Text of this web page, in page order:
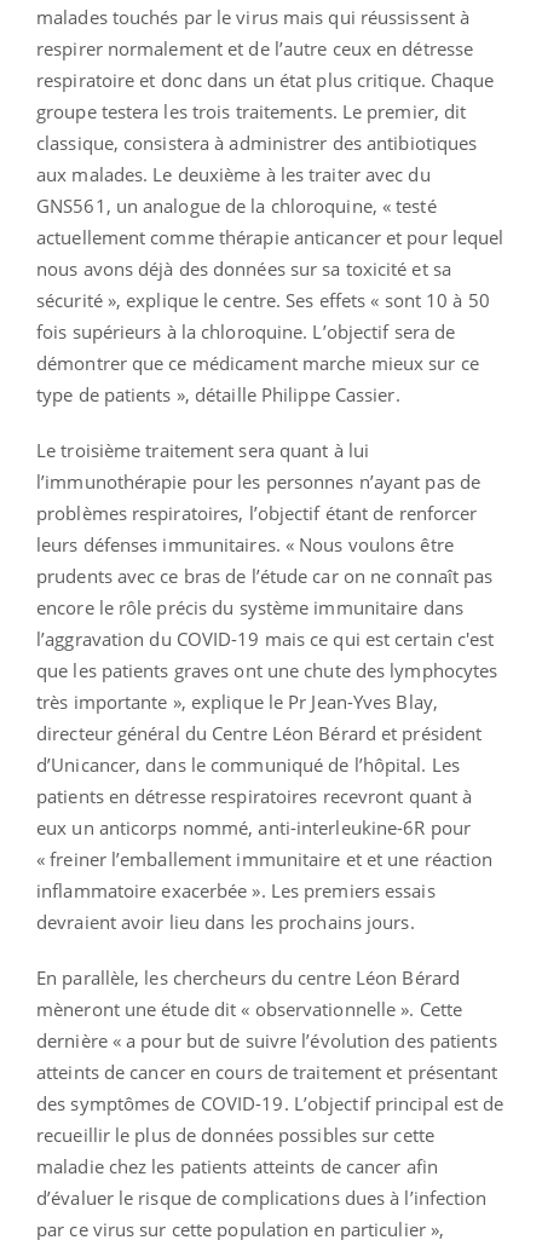
malades touchés par le virus mais qui réussissent à
respirer normalement et de l’autre ceux en détresse
respiratoire et donc dans un état plus critique. Chaque
groupe testera les trois traitements. Le premier, dit
classique, consistera à administrer des antibiotiques
aux malades. Le deuxième à les traiter avec du
GNS561, un analogue de la chloroquine, « testé
actuellement comme thérapie anticancer et pour lequel
nous avons déjà des données sur sa toxicité et sa
sécurité », explique le centre. Ses effets « sont 10 à 50
fois supérieurs à la chloroquine. L’objectif sera de
démontrer que ce médicament marche mieux sur ce
type de patients », détaille Philippe Cassier.
Le troisième traitement sera quant à lui
l’immunothérapie pour les personnes n’ayant pas de
problèmes respiratoires, l’objectif étant de renforcer
leurs défenses immunitaires. « Nous voulons être
prudents avec ce bras de l’étude car on ne connaît pas
encore le rôle précis du système immunitaire dans
l’aggravation du COVID-19 mais ce qui est certain c'est
que les patients graves ont une chute des lymphocytes
très importante », explique le Pr Jean-Yves Blay,
directeur général du Centre Léon Bérard et président
d’Unicancer, dans le communiqué de l’hôpital. Les
patients en détresse respiratoires recevront quant à
eux un anticorps nommé, anti-interleukine-6R pour
« freiner l’emballement immunitaire et et une réaction
inflammatoire exacerbée ». Les premiers essais
devraient avoir lieu dans les prochains jours.
En parallèle, les chercheurs du centre Léon Bérard
mèneront une étude dit « observationnelle ». Cette
dernière « a pour but de suivre l’évolution des patients
atteints de cancer en cours de traitement et présentant
des symptômes de COVID-19. L’objectif principal est de
recueillir le plus de données possibles sur cette
maladie chez les patients atteints de cancer afin
d’évaluer le risque de complications dues à l’infection
par ce virus sur cette population en particulier »,